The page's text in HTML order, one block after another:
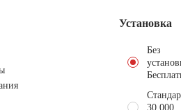
Установка
Без
30.000